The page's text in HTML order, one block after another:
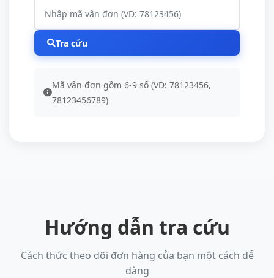
Tra cứu
Mã vận đơn gồm 6-9 số (VD: 78123456,
78123456789)
Hướng dẫn tra cứu
Cách thức theo dõi đơn hàng của bạn một cách dễ
dàng